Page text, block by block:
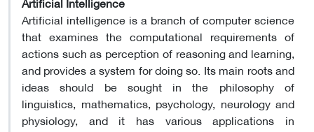
Artificial intelligence is a branch of computer science
that examines the computational requirements of
actions such as perception of reasoning and learning,
and provides a system for doing so. Its main roots and
ideas should be sought in the philosophy of
linguistics, mathematics, psychology, neurology and
physiology, and it has various applications in